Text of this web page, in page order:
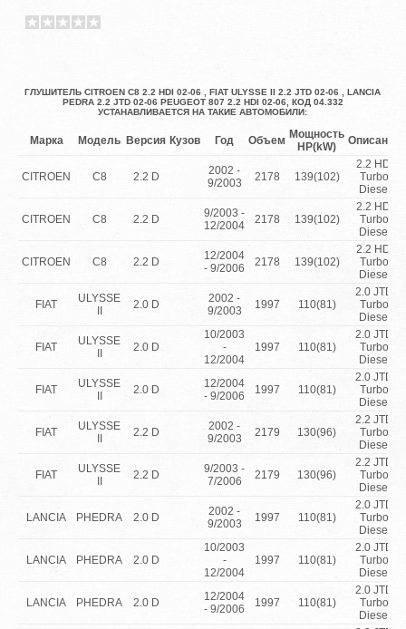
ГЛУШИТЕЛЬ CITROEN C8 2.2 HDI 02-06 , FIAT ULYSSE II 2.2 JTD 02-06 , LANCIA
PEDRA 2.2 JTD 02-06 PEUGEOT 807 2.2 HDI 02-06, КОД 04.332
УСТАНАВЛИВАЕТСЯ НА ТАКИЕ АВТОМОБИЛИ:
Марка Модель Версия Кузов Год Объем Мощность
HP(kW)
Описание
CITROEN C8 2.2 D
2002 -
9/2003
2178 139(102)
2.2 HDi
Turbo
Diesel
CITROEN C8 2.2 D
9/2003 -
12/2004
2178 139(102)
2.2 HDi
Turbo
Diesel
CITROEN C8 2.2 D
12/2004
- 9/2006
2178 139(102)
2.2 HDi
Turbo
Diesel
FIAT
ULYSSE
2.0 D
2002 -
9/2003
1997 110(81)
2.0 JTD
Turbo
Diesel
FIAT
ULYSSE
2.0 D
10/2003
-
12/2004
1997 110(81)
2.0 JTD
Turbo
Diesel
FIAT
ULYSSE
2.0 D
12/2004
- 9/2006
1997 110(81)
2.0 JTD
Turbo
Diesel
FIAT
ULYSSE
2.2 D
2002 -
9/2003
2179 130(96)
2.2 JTD
Turbo
Diesel
FIAT
ULYSSE
2.2 D
9/2003 -
7/2006
2179 130(96)
2.2 JTD
Turbo
Diesel
LANCIA PHEDRA 2.0 D
2002 -
9/2003
1997 110(81)
2.0 JTD
Turbo
Diesel
LANCIA PHEDRA 2.0 D
10/2003
-
12/2004
1997 110(81)
2.0 JTD
Turbo
Diesel
LANCIA PHEDRA 2.0 D
12/2004
- 9/2006
1997 110(81)
2.0 JTD
Turbo
Diesel